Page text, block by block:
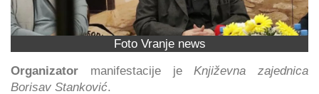
Foto Vranje news
Organizator manifestacije jeKnjiževna zajednica
Borisav Stanković.